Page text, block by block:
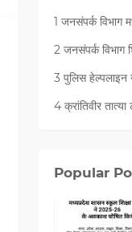
1 जनसंपर्क विभाग
2 जनसंपर्क विभाग
3 पुलिस हेल्पलाइन
4 क्रांतिवीर तात्या
Popular